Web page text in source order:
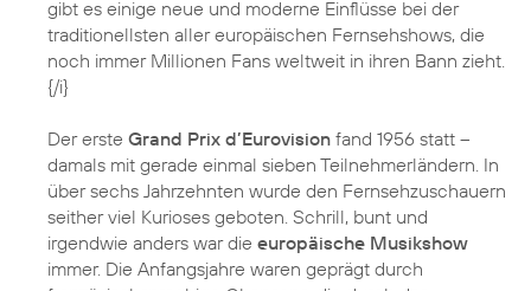
gibt es einige neue und moderne Einflüsse bei der
traditionellsten aller europäischen Fernsehshows, die
noch immer Millionen Fans weltweit in ihren Bann zieht.
{/i}
Der erste Grand Prix d’Eurovision fand 1956 statt –
damals mit gerade einmal sieben Teilnehmerländern. In
über sechs Jahrzehnten wurde den Fernsehzuschauern
seither viel Kurioses geboten. Schrill, bunt und
irgendwie anders war die europäische Musikshow
immer. Die Anfangsjahre waren geprägt durch